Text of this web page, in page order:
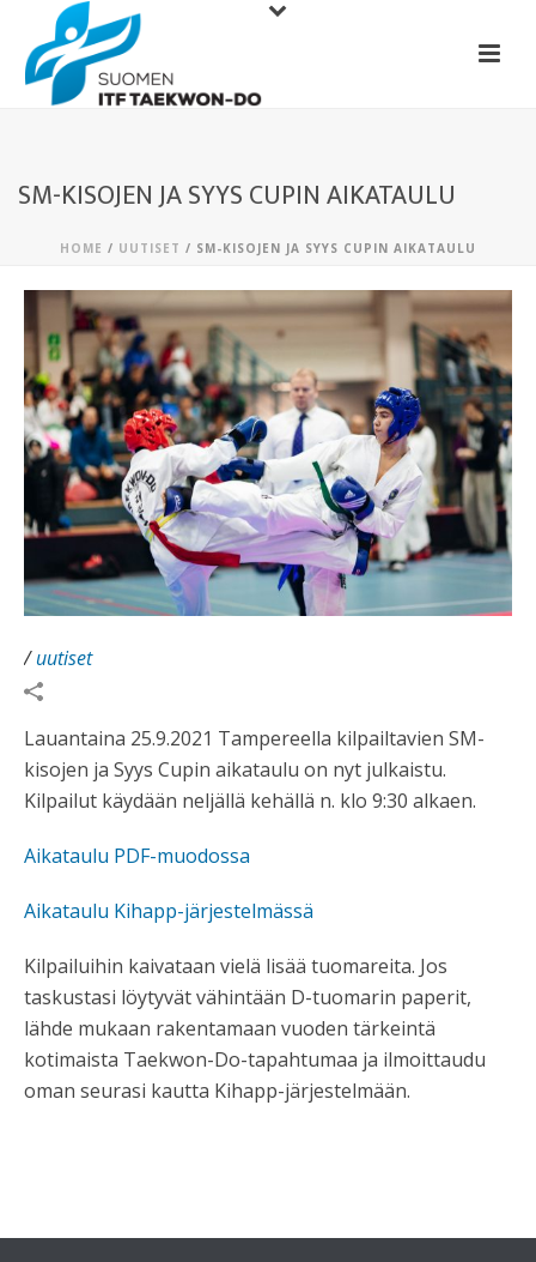
SM-KISOJEN JA SYYS CUPIN AIKATAULU
HOME / UUTISET / SM-KISOJEN JA SYYS CUPIN AIKATAULU
/uutiset
Lauantaina 25.9.2021 Tampereella kilpailtavien SM-
kisojen ja Syys Cupin aikataulu on nyt julkaistu.
Kilpailut käydään neljällä kehällä n. klo 9:30 alkaen.
Aikataulu PDF-muodossa
Aikataulu Kihapp-järjestelmässä
Kilpailuihin kaivataan vielä lisää tuomareita. Jos
taskustasi löytyvät vähintään D-tuomarin paperit,
lähde mukaan rakentamaan vuoden tärkeintä
kotimaista Taekwon-Do-tapahtumaa ja ilmoittaudu
oman seurasi kautta Kihapp-järjestelmään.